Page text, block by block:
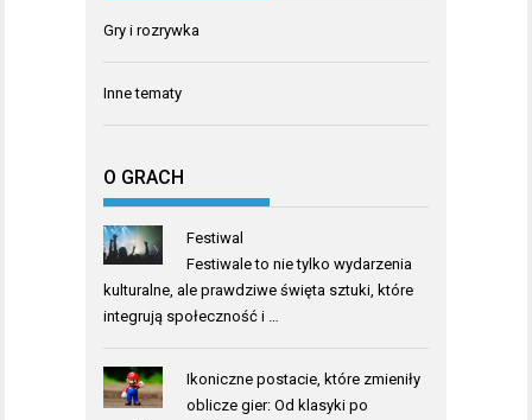
Gry i rozrywka
Inne tematy
O GRACH
Festiwal
Festiwale to nie tylko wydarzenia
kulturalne, ale prawdziwe święta sztuki, które
integrują społeczność i …
Ikoniczne postacie, które zmieniły
oblicze gier: Od klasyki po